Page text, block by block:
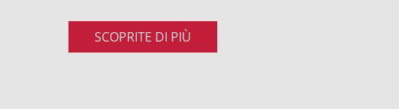
SCOPRITE DI PIÙ